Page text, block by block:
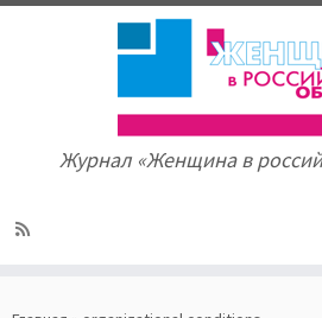
Журнал «Женщина в